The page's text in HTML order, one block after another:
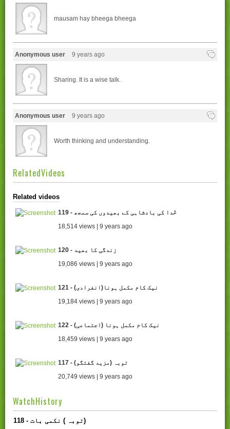
mausam hay bheega bheega
Anonymous user 9 years ago
Sharing. It is a wise talk.
Anonymous user 9 years ago
Worth thinking and understanding.
RelatedVideos
Related videos
119 - خُدا کی بادشاہی کے بھیدوں کی سمجھ
18,514 views | 9 years ago
120 - زندگی کا بھید
19,086 views | 9 years ago
121 - (انفرادی)نیک کام مکمل ہونا
19,184 views | 9 years ago
122 - (نیک کام مکمل ہونا (اجتماعی
18,459 views | 9 years ago
117 - (توبہ (مزید گفتگو
20,749 views | 9 years ago
WatchHistory
118 - توبہ ) نکمی بات)